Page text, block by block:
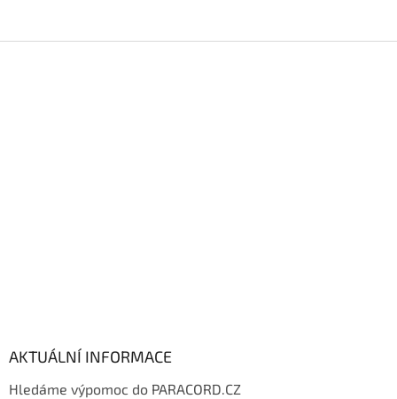
AKTUÁLNÍ INFORMACE
Hledáme výpomoc do PARACORD.CZ